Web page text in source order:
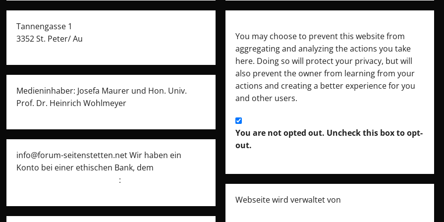
Tannengasse 1
3352 St. Peter/ Au
Medieninhaber: Josefa Maurer und Hon. Univ.
Prof. Dr. Heinrich Wohlmeyer
info@forum-seitenstetten.net Wir haben ein
Konto bei einer ethischen Bank, dem
:
You may choose to prevent this website from
aggregating and analyzing the actions you take
here. Doing so will protect your privacy, but will
also prevent the owner from learning from your
actions and creating a better experience for you
and other users.
You are not opted out. Uncheck this box to opt-
out.
Webseite wird verwaltet von